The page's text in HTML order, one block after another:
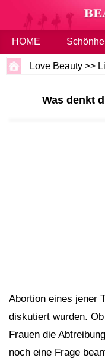
HOME
Love Beauty >>
Was denkt
Abortion eines jener
diskutiert wurden.
Frauen die
noch eine Frage